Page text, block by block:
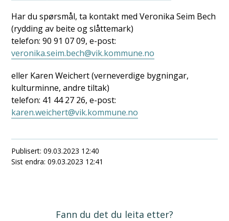
Har du spørsmål, ta kontakt med Veronika Seim Bech
(rydding av beite og slåttemark)
telefon: 90 91 07 09, e-post:
veronika.seim.bech@vik.kommune.no
eller Karen Weichert (verneverdige bygningar,
kulturminne, andre tiltak)
telefon: 41 44 27 26, e-post:
karen.weichert@vik.kommune.no
Publisert 09.03.2023 12:40
Sist endra 09.03.2023 12:41
Fann du det du leita etter?